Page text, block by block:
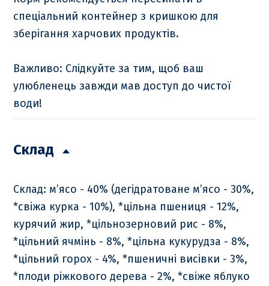
спеціальний контейнер з кришкою для
зберігання харчових продуктів.
Важливо: Слідкуйте за тим, щоб ваш
улюбленець завжди мав доступ до чистої
води!
Склад
Склад: м’ясо - 40% (дегідратоване м’ясо - 30%,
*свіжа курка - 10%), *цільна пшениця - 12%,
курячий жир, *цільнозерновий рис - 8%,
*цільний ячмінь - 8%, *цільна кукурудза - 8%,
*цільний горох - 4%, *пшеничні висівки - 3%,
*плоди ріжкового дерева - 2%, *свіже яблуко